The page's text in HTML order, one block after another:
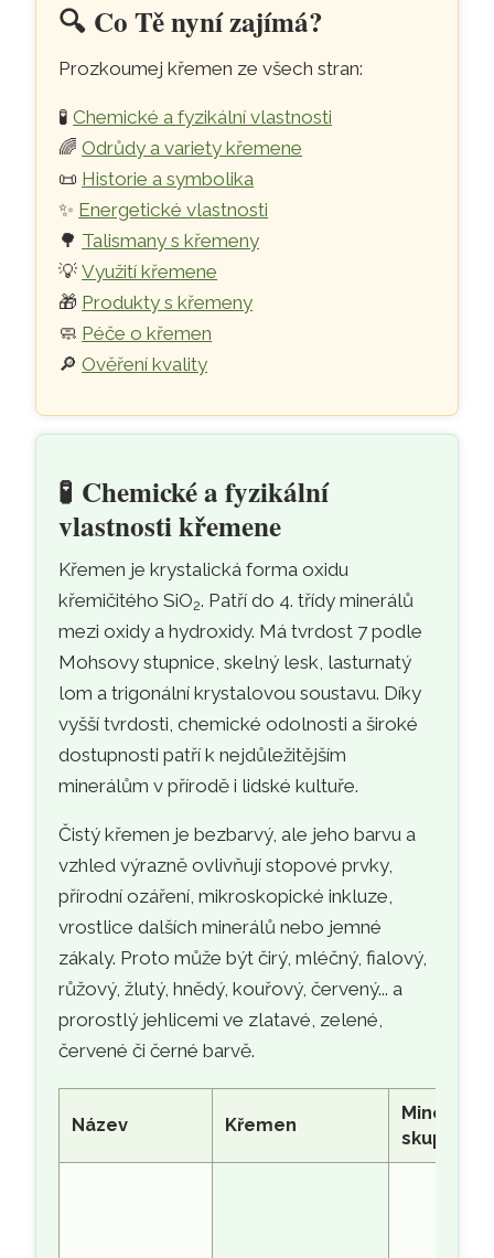
🔍️ Co Tě nyní zajímá?
Prozkoumej křemen ze všech stran:
🧪Chemické a fyzikální vlastnosti
🌈Odrůdy a variety křemene
📜 Historie a symbolika
✨ Energetické vlastnosti
🌳 Talismany s křemeny
💡Využití křemene
🎁 Produkty s křemeny
🧼 Péče o křemen
🔎Ověření kvality
🧪 Chemické a fyzikální
vlastnosti křemene
Křemen je krystalická forma oxidu
křemičitého SiO2. Patří do 4. třídy minerálů
mezi oxidy a hydroxidy. Má tvrdost 7 podle
Mohsovy stupnice, skelný lesk, lasturnatý
lom a trigonální krystalovou soustavu. Díky
vyšší tvrdosti, chemické odolnosti a široké
dostupnosti patří k nejdůležitějším
minerálům v přírodě i lidské kultuře.
Čistý křemen je bezbarvý, ale jeho barvu a
vzhled výrazně ovlivňují stopové prvky,
přírodní ozáření, mikroskopické inkluze,
vrostlice dalších minerálů nebo jemné
zákaly. Proto může být čirý, mléčný, fialový,
růžový, žlutý, hnědý, kouřový, červený... a
prorostlý jehlicemi ve zlatavé, zelené,
červené či černé barvě.
Název Křemen
skupina